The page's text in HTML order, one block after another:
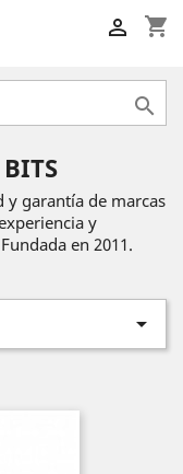
shopping_cart


y garantía de marcas
y
en 2011.
